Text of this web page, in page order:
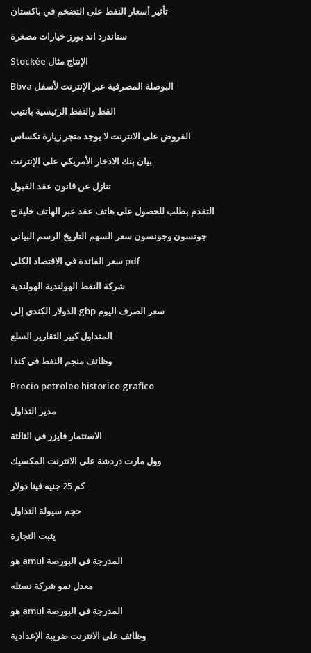
تأثير أسعار النفط على التضخم في باكستان
ستاندرد اند بورز خيارات مصغرة
Stockée الإنتاج مثال
Bbva البوصلة المصرفية عبر الإنترنت لأسفل
القط والنفط الرئيسية بانتيب
القروض على الانترنت لا يوجد متجر زيارة تكساس
بيان بنك الادخار الأمريكي على الإنترنت
تنازل عن قانون عقد القبول
التقدم بطلب للحصول على هاتف عقد عبر الهاتف خلية ج
جونسون وجونسون سعر السهم التاريخ الرسم البياني
سعر الفائدة في الاقتصاد الكلي pdf
شركة النفط الهولندية الهولندية
الدولار الكندي إلى gbp سعر الصرف اليوم
المتداول كبير التقارير السلع
وظائف منجم النفط في كندا
Precio petroleo historico grafico
مدير التداول
الاستثمار فايزر في الثالثة
وول مارت دردشة على الانترنت المكسيك
كم 25 جنيه فينا دولار
حجم سيولة التداول
يثبت التجارة
هو amul المدرجة في البورصة
معدل نمو شركة نستله
هو amul المدرجة في البورصة
وظائف على الانترنت ضريبة الإعدادية